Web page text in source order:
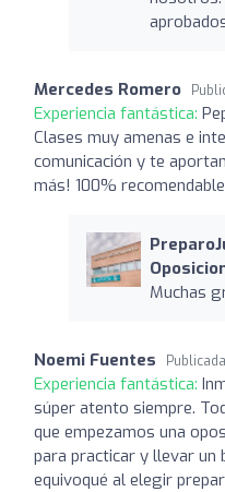
Mercedes Romero
Experiencia fantástica:
Clases muy amenas e
comunicación y te
más! 100%
Muchas
Noemi Fuentes
Experiencia fantástica:
súper atento siempre.
que empezamos una
para practicar y llevar un
equivoqué al elegir